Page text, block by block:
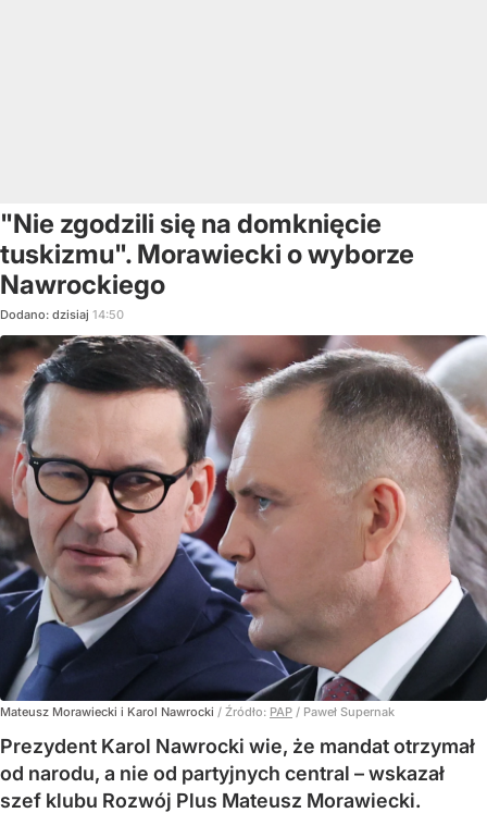
"Nie zgodzili się na domknięcie
tuskizmu". Morawiecki o wyborze
Nawrockiego
Dodano: dzisiaj 14:50
Mateusz Morawiecki i Karol Nawrocki / Źródło: PAP / Paweł Supernak
Prezydent Karol Nawrocki wie, że mandat otrzymał
od narodu, a nie od partyjnych central – wskazał
szef klubu Rozwój Plus Mateusz Morawiecki.